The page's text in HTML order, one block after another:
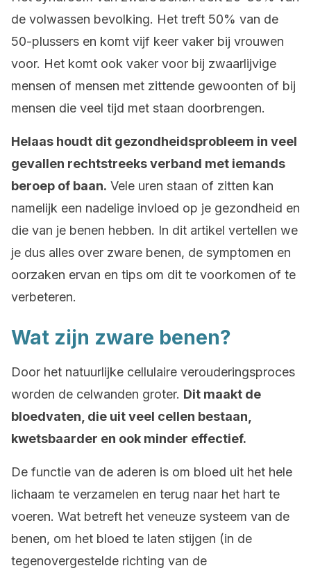
de volwassen bevolking. Het treft 50% van de
50-plussers en komt vijf keer vaker bij vrouwen
voor. Het komt ook vaker voor bij zwaarlijvige
mensen of mensen met zittende gewoonten of bij
mensen die veel tijd met staan doorbrengen.
Helaas houdt dit gezondheidsprobleem in veel
gevallen rechtstreeks verband met iemands
beroep of baan. Vele uren staan of zitten kan
namelijk een nadelige invloed op je gezondheid en
die van je benen hebben. In dit artikel vertellen we
je dus alles over zware benen, de symptomen en
oorzaken ervan en tips om dit te voorkomen of te
verbeteren.
Wat zijn zware benen?
Door het natuurlijke cellulaire verouderingsproces
worden de celwanden groter. Dit maakt de
bloedvaten, die uit veel cellen bestaan,
kwetsbaarder en ook minder effectief.
De functie van de aderen is om bloed uit het hele
lichaam te verzamelen en terug naar het hart te
voeren. Wat betreft het veneuze systeem van de
benen, om het bloed te laten stijgen (in de
tegenovergestelde richting van de